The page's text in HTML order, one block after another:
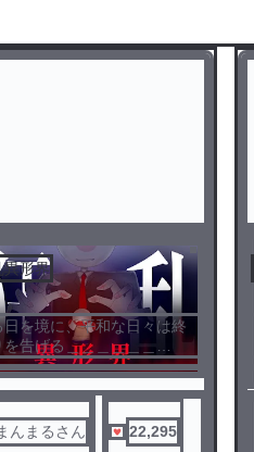
異形界
日を境に、平和な日々は終
告げる＿＿＿＿＿＿
んまるさん 22,295